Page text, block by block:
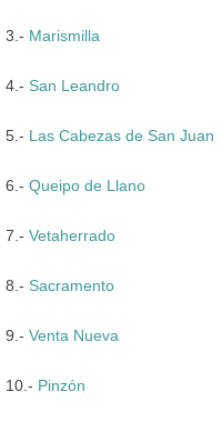
3.- Marismilla
4.- San Leandro
5.- Las Cabezas de San Juan
6.- Queipo de Llano
7.- Vetaherrado
8.- Sacramento
9.- Venta Nueva
10.- Pinzón